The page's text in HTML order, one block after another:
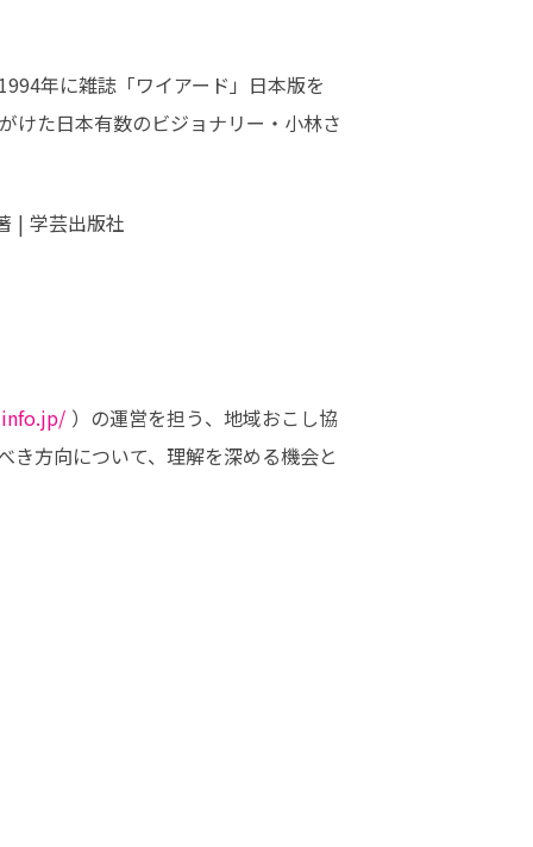
年に雑誌「ワイアード」日本版を
けた日本有数のビジョナリー・小林さ
）の運営を担う、地域おこし協
き方向について、理解を深める機会と